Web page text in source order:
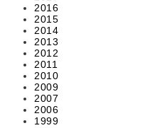
2016
2015
2014
2013
2012
2011
2010
2009
2007
2006
1999